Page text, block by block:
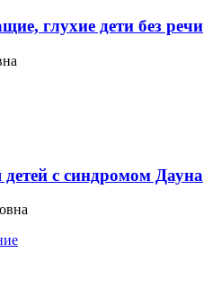
глухие дети без речи
детей с синдромом Дауна